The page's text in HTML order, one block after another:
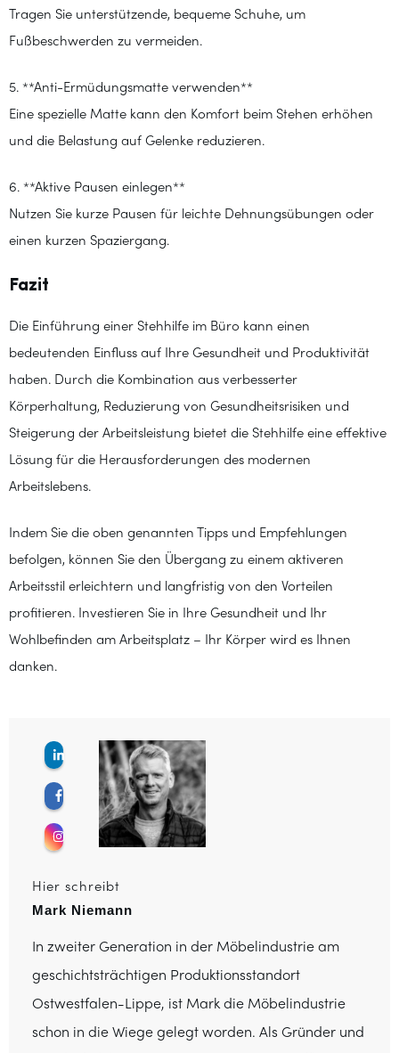
Tragen Sie unterstützende, bequeme Schuhe, um
Fußbeschwerden zu vermeiden.
5. **Anti-Ermüdungsmatte verwenden**
Eine spezielle Matte kann den Komfort beim Stehen erhöhen
und die Belastung auf Gelenke reduzieren.
6. **Aktive Pausen einlegen**
Nutzen Sie kurze Pausen für leichte Dehnungsübungen oder
einen kurzen Spaziergang.
Fazit
Die Einführung einer Stehhilfe im Büro kann einen
bedeutenden Einfluss auf Ihre Gesundheit und Produktivität
haben. Durch die Kombination aus verbesserter
Körperhaltung, Reduzierung von Gesundheitsrisiken und
Steigerung der Arbeitsleistung bietet die Stehhilfe eine effektive
Lösung für die Herausforderungen des modernen
Arbeitslebens.
Indem Sie die oben genannten Tipps und Empfehlungen
befolgen, können Sie den Übergang zu einem aktiveren
Arbeitsstil erleichtern und langfristig von den Vorteilen
profitieren. Investieren Sie in Ihre Gesundheit und Ihr
Wohlbefinden am Arbeitsplatz – Ihr Körper wird es Ihnen
danken.
Hier schreibt
Mark Niemann
In zweiter Generation in der Möbelindustrie am
geschichtsträchtigen Produktionsstandort
Ostwestfalen-Lippe, ist Mark die Möbelindustrie
schon in die Wiege gelegt worden. Als Gründer und